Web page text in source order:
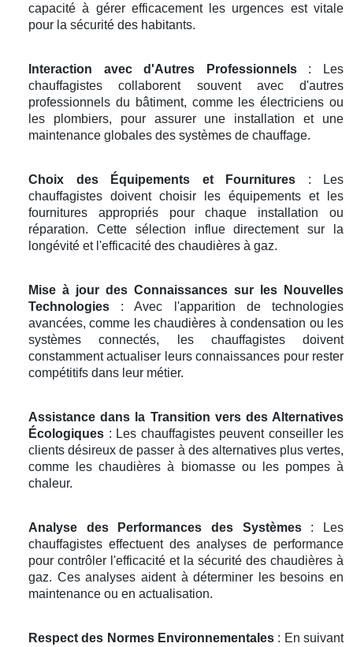
capacité à gérer efficacement les urgences est vitale
pour la sécurité des habitants.
Interaction avec d'Autres Professionnels: Les
chauffagistes collaborent souvent avec d'autres
professionnels du bâtiment, comme les électriciens ou
les plombiers, pour assurer une installation et une
maintenance globales des systèmes de chauffage.
Choix des Équipements et Fournitures : Les
chauffagistes doivent choisir les équipements et les
fournitures appropriés pour chaque installation ou
réparation. Cette sélection influe directement sur la
longévité et l'efficacité des chaudières à gaz.
Mise à jour des Connaissances sur les Nouvelles
Technologies : Avec l'apparition de technologies
avancées, comme les chaudières à condensation ou les
systèmes connectés, les chauffagistes doivent
constamment actualiser leurs connaissances pour rester
compétitifs dans leur métier.
Assistance dans la Transition vers des Alternatives
Écologiques : Les chauffagistes peuvent conseiller les
clients désireux de passer à des alternatives plus vertes,
comme les chaudières à biomasse ou les pompes à
chaleur.
Analyse des Performances des Systèmes: Les
chauffagistes effectuent des analyses de performance
pour contrôler l'efficacité et la sécurité des chaudières à
gaz. Ces analyses aident à déterminer les besoins en
maintenance ou en actualisation.
Respect des Normes Environnementales : En suivant